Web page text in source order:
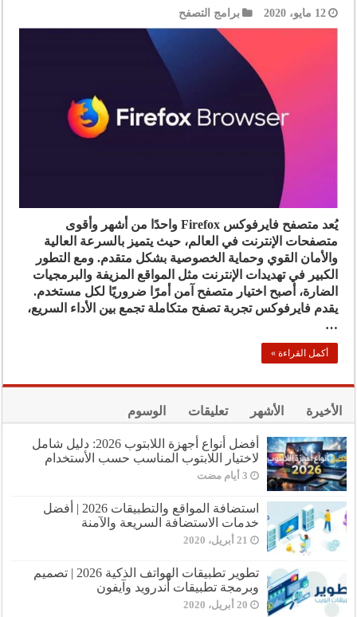
12 مايو، 2020 برامج التصفح
يُعد متصفح فايرفوكس Firefox واحدًا من أشهر وأقوى
متصفحات الإنترنت في العالم، حيث يتميز بالسرعة العالية
والأمان القوي وحماية الخصوصية بشكل متقدم. ومع التطور
الكبير في تهديدات الإنترنت مثل المواقع المزيفة والبرمجيات
الضارة، أصبح اختيار متصفح آمن أمرًا ضروريًا لكل مستخدم.
يقدم فايرفوكس تجربة تصفح متكاملة تجمع بين الأداء السريع،
…
أكمل القراءة »
الأخيرة الأشهر تعليقات الوسوم
أفضل أنواع أجهزة اللابتوب 2026: دليل شامل
لاختيار اللابتوب المناسب حسب الأستخدام
استضافة المواقع والتطبيقات 2026 | أفضل
خدمات الاستضافة السريعة والآمنة
21 أبريل، 2020
تطوير تطبيقات الهواتف الذكية 2026 | تصميم
وبرمجة تطبيقات أندرويد وآيفون
20 أبريل، 2020